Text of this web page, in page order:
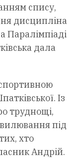
спису,
дисципліна
Паралімпіаді
дала
Із
труднощі,
під
хто
Андрій.